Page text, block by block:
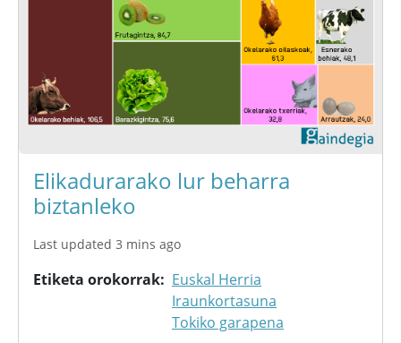
Elikadurarako lur beharra
biztanleko
Last updated 3 mins ago
Etiketa orokorrak
Euskal Herria
Iraunkortasuna
Tokiko garapena